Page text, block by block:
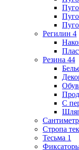
Регилин 4
Резина 44
С
Стропа
Тесьма 1